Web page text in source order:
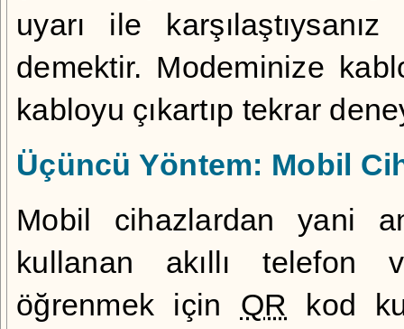
uyarı ile
demektir. Modeminize
kabloyu çıkartıp tekrar
Üçüncü Yöntem: Mobil
Mobil cihazlardan yani
kullanan akıllı telefon
öğrenmek için QR kod